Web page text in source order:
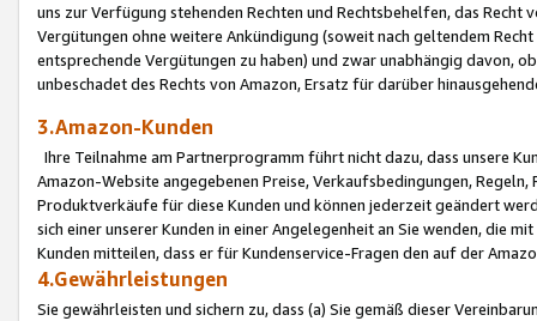
uns zur Verfügung stehenden Rechten und Rechtsbehelfen, das
Vergütungen ohne weitere Ankündigung (soweit nach geltendem
entsprechende Vergütungen zu haben) und zwar unabhängig davon,
unbeschadet des Rechts von Amazon, Ersatz für darüber
3.Amazon-Kunden
Ihre Teilnahme am Partnerprogramm führt nicht dazu, dass unsere
Amazon-Website angegebenen Preise, Verkaufsbedingungen,
Produktverkäufe für diese Kunden und können jederzeit geändert
sich einer unserer Kunden in einer Angelegenheit an Sie wenden, die
Kunden mitteilen, dass er für Kundenservice-Fragen den auf der
4.Gewährleistungen
Sie gewährleisten und sichern zu, dass (a) Sie gemäß dieser